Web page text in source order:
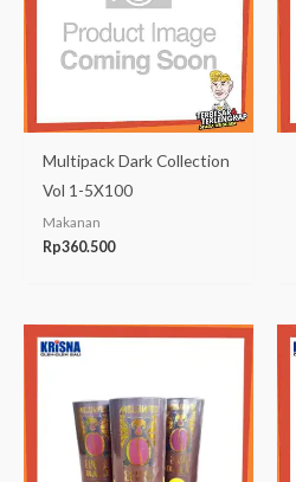
Multipack Dark Collection
Vol 1-5X100
Makanan
Rp360.500